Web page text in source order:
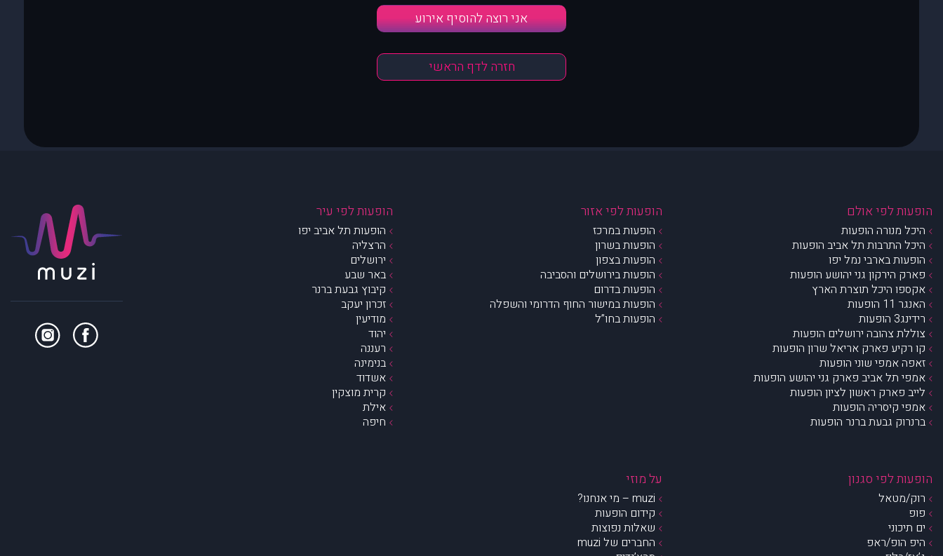
אני רוצה להוסיף אירוע
חזרה לדף הראשי
הופעות לפי אולם
היכל מנורה הופעות
היכל התרבות תל אביב הופעות
הופעות בארבי נמל יפו
פארק הירקון גני יהושע הופעות
אקספו היכל תוצרת הארץ
האנגר 11 הופעות
רידינג3 הופעות
צוללת צהובה ירושלים הופעות
קו רקיע פארק אריאל שרון הופעות
זאפה אמפי שוני הופעות
אמפי תל אביב פארק גני יהושע הופעות
לייב פארק ראשון לציון הופעות
אמפי קיסריה הופעות
ברנרוק גבעת ברנר הופעות
הופעות לפי אזור
הופעות במרכז
הופעות בשרון
הופעות בצפון
הופעות בירושלים והסביבה
הופעות בדרום
הופעות במישור החוף הדרומי והשפלה
הופעות בחו”ל
הופעות לפי עיר
הופעות תל אביב יפו
הרצליה
ירושלים
באר שבע
קיבוץ גבעת ברנר
זכרון יעקב
מודיעין
יהוד
רעננה
בנימינה
אשדוד
קרית מוצקין
אילת
חיפה
הופעות לפי סגנון
רוק/מטאל
פופ
ים תיכוני
היפ הופ/ראפ
על מוזי
muzi – מי אנחנו?
קידום הופעות
שאלות נפוצות
החברים של muzi